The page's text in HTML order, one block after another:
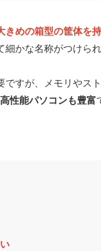
きめの箱型の筐体を
かな名称がつけられ
すが、メモリやス
高性能パソコンも豊富